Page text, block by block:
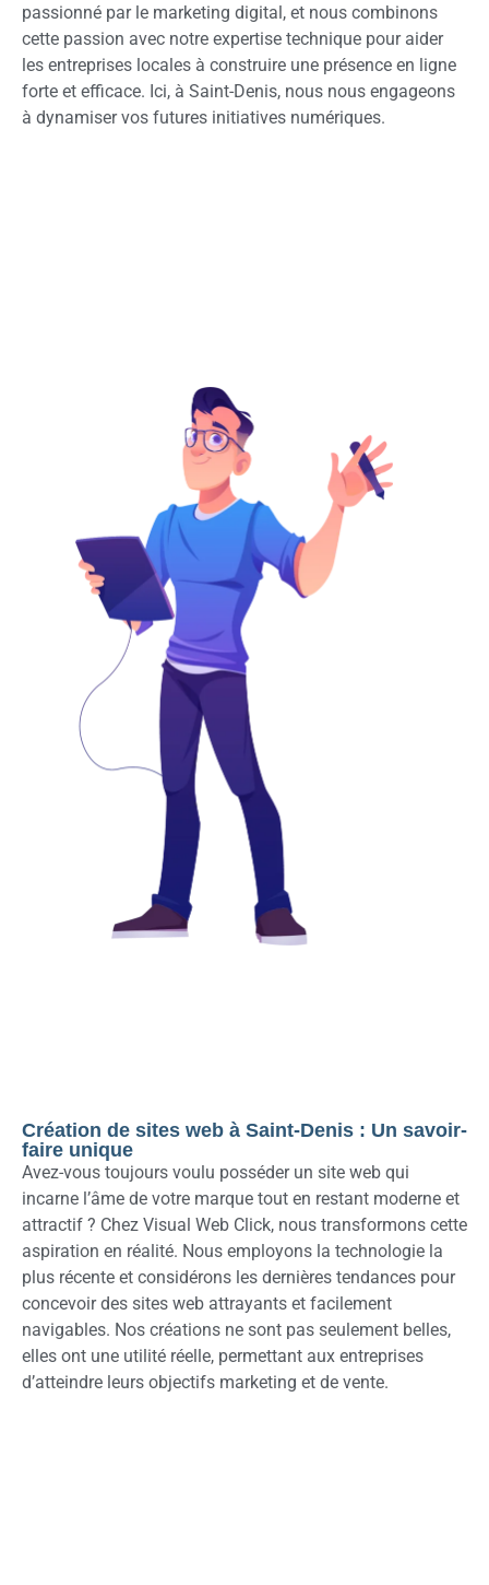
passionné par le marketing digital, et nous combinons
cette passion avec notre expertise technique pour aider
les entreprises locales à construire une présence en ligne
forte et efficace. Ici, à Saint-Denis, nous nous engageons
à dynamiser vos futures initiatives numériques.
Création de sites web à Saint-Denis : Un savoir-
faire unique
Avez-vous toujours voulu posséder un site web qui
incarne l’âme de votre marque tout en restant moderne et
attractif ? Chez Visual Web Click, nous transformons cette
aspiration en réalité. Nous employons la technologie la
plus récente et considérons les dernières tendances pour
concevoir des sites web attrayants et facilement
navigables. Nos créations ne sont pas seulement belles,
elles ont une utilité réelle, permettant aux entreprises
d’atteindre leurs objectifs marketing et de vente.